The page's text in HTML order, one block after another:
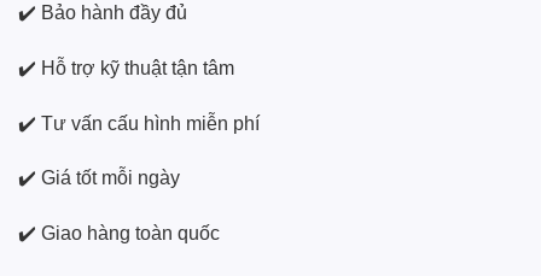
✔️ Bảo hành đầy đủ
✔️ Hỗ trợ kỹ thuật tận tâm
✔️ Tư vấn cấu hình miễn phí
✔️ Giá tốt mỗi ngày
✔️ Giao hàng toàn quốc